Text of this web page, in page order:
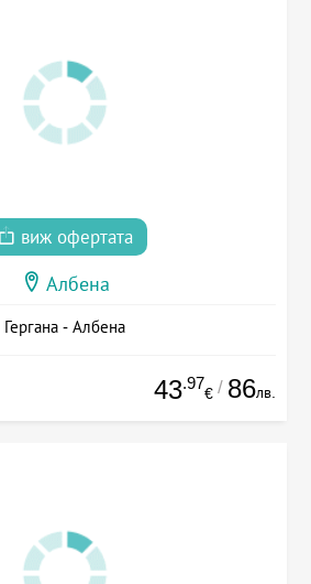
виж офертата
Албена
Гергана - Албена
43.97
€ / 86лв.